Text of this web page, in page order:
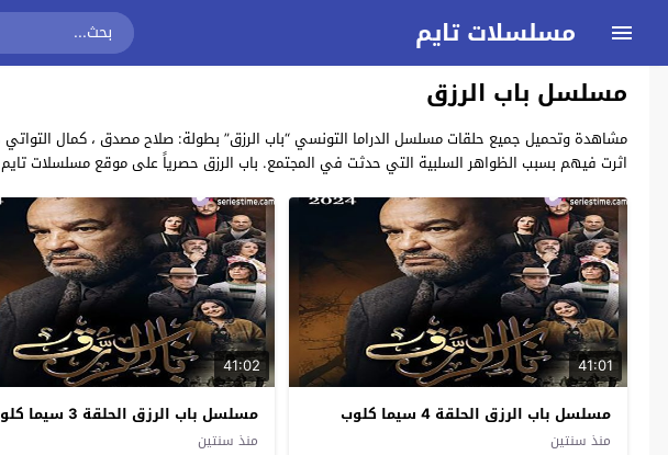
مسلسلات تايم
مسلسل باب الرزق
اثرت فيهم بسبب الظواهر السلبية التي حدثت في المجتمع. باب الرزق حصرياً على موقع مسلسلات تايم
41:01
مسلسل باب الرزق الحلقة 4 سيما كلوب
منذ سنتين
41:02
مسلسل باب الرزق الحلقة 3 سيما كلوب
منذ سنتين